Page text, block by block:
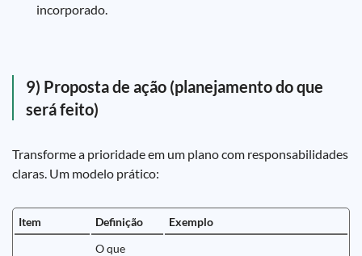
incorporado.
9) Proposta de ação (planejamento do que
será feito)
Transforme a prioridade em um plano com responsabilidades
claras. Um modelo prático:
Item Definição Exemplo
O que